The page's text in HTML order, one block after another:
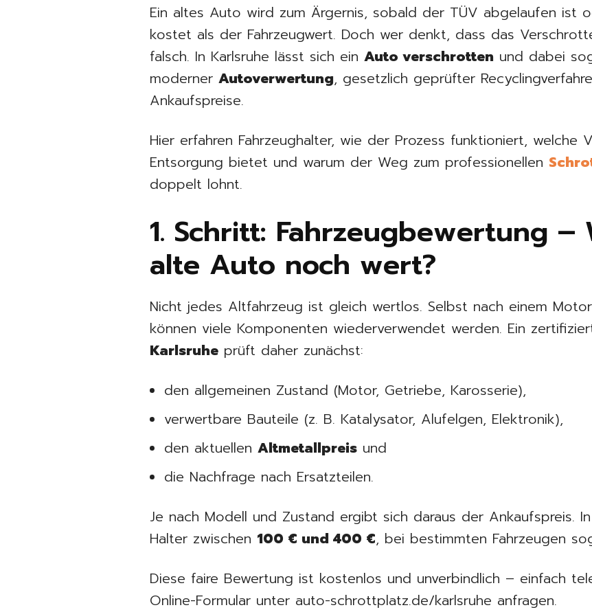
Ein altes Auto wird zum Ärgernis, sobald der TÜV abgelaufen ist
kostet als der Fahrzeugwert. Doch wer denkt, dass das
falsch. In Karlsruhe lässt sich einAuto verschrotten und dabei
modernerAutoverwertung, gesetzlich geprüfter
Ankaufspreise.
Hier erfahren Fahrzeughalter, wie der Prozess funktioniert, welche
Entsorgung bietet und warum der Weg zum professionellen
doppelt lohnt.
1. Schritt: Fahrzeugbewertung –
alte Auto noch wert?
Nicht jedes Altfahrzeug ist gleich wertlos. Selbst nach einem
können viele Komponenten wiederverwendet werden. Ein
Karlsruhe prüft daher zunächst:
den allgemeinen Zustand (Motor, Getriebe, Karosserie),
verwertbare Bauteile (z. B. Katalysator, Alufelgen, Elektronik),
den aktuellenAltmetallpreis und
die Nachfrage nach Ersatzteilen.
Je nach Modell und Zustand ergibt sich daraus der Ankaufspreis.
Halter zwischen 100 € und 400 €, bei bestimmten Fahrzeugen
Diese faire Bewertung ist kostenlos und unverbindlich – einfach
Online-Formular unter auto-schrottplatz.de/karlsruhe anfragen.